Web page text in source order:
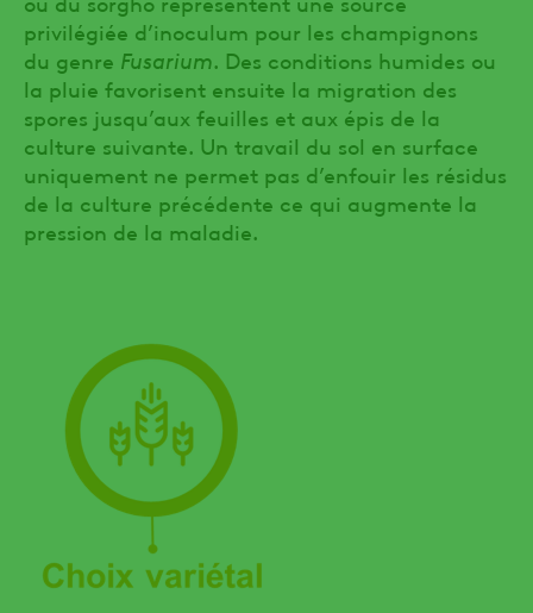
privilégiée d’inoculum pour les champignons
du genre Fusarium. Des conditions humides ou
la pluie favorisent ensuite la migration des
spores jusqu’aux feuilles et aux épis de la
culture suivante. Un travail du sol en surface
uniquement ne permet pas d’enfouir les résidus
de la culture précédente ce qui augmente la
pression de la maladie.